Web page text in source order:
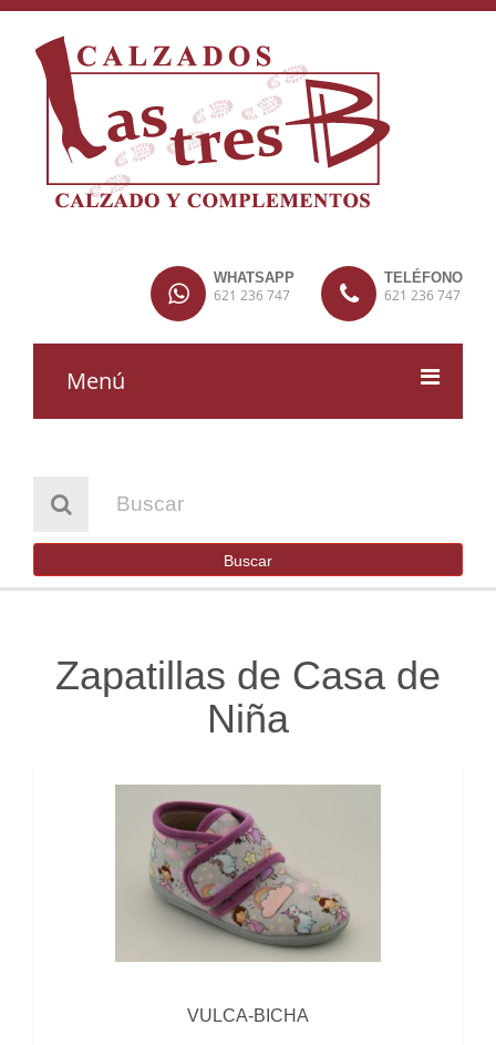
WHATSAPP
621 236 747
TELÉFONO
621 236 747
Menú
HOMBRE
SENDERISMO Y TREKKING
CONTACTO
Buscar
Zapatillas de Casa de
Niña
VULCA-BICHA